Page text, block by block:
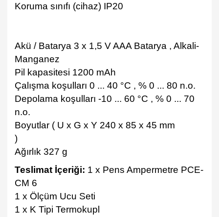
Koruma sınıfı (cihaz) IP20
Akü / Batarya 3 x 1,5 V AAA Batarya , Alkali-
Manganez
Pil kapasitesi 1200 mAh
Çalışma koşulları 0 ... 40 °C , % 0 ... 80 n.o.
Depolama koşulları -10 ... 60 °C , % 0 ... 70
n.o.
Boyutlar ( U x G x Y 240 x 85 x 45 mm
)
Ağırlık 327 g
Teslimat İçeriği: 1 x Pens Ampermetre PCE-
CM 6
1 x Ölçüm Ucu Seti
1 x K Tipi Termokupl